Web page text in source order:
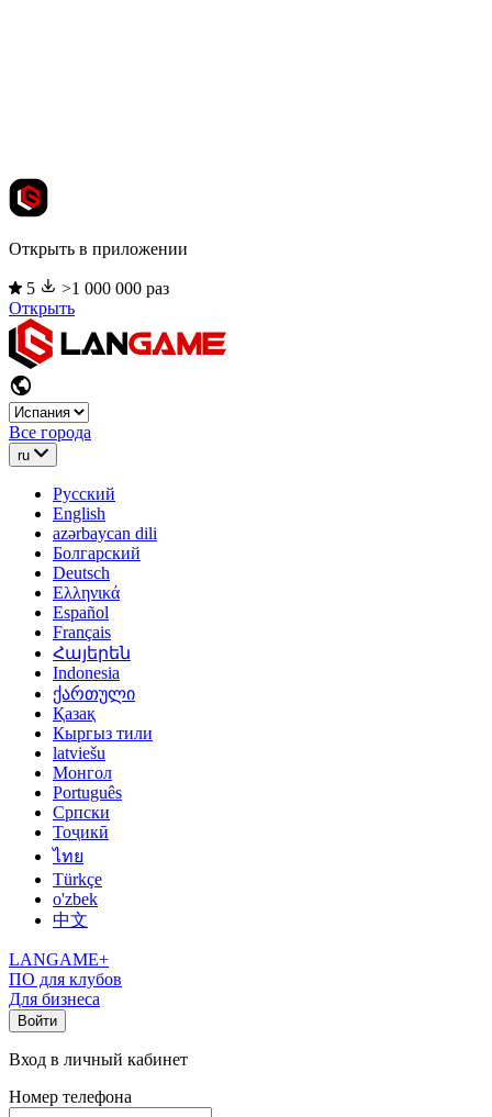
Открыть в приложении
5
>1 000 000 раз
Открыть
Все города
ru
Русский
English
azərbaycan dili
Болгарский
Deutsch
Ελληνικά
Español
Français
Հայերեն
Indonesia
ქართული
Қазақ
Кыргыз тили
latviešu
Монгол
Português
Српски
Тоҷикӣ
ไทย
Türkçe
o'zbek
中文
LANGAME+
ПО для клубов
Для бизнеса
Войти
Вход в личный кабинет
Номер телефона